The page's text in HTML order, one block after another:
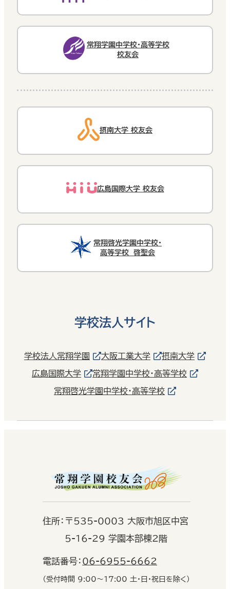
常翔学園中学校・高等学校
校友会
摂南大学 校友会
広島国際大学 校友会
常翔啓光学園中学校・
高等学校 啓聖会
学校法人サイト
学校法人常翔学園 大阪工業大学 摂南大学
広島国際大学 常翔学園中学校・高等学校
常翔啓光学園中学校・高等学校
住所： 〒535-0003 大阪市旭区中宮
5-16-29 学園本部棟2階
電話番号： 06-6955-6662
（受付時間 9:00〜17:00 土・日・祝日を除く）